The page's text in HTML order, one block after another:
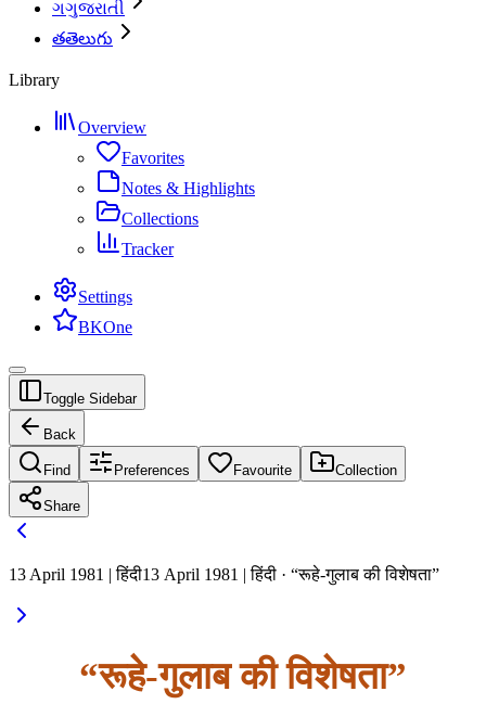
ગગુજરાતી
తతెలుగు
Library
Overview
Favorites
Notes & Highlights
Collections
Tracker
Settings
BKOne
Toggle Sidebar
Back
Find Preferences Favourite Collection
Share
13 April 1981 | हिंदी13 April 1981 | हिंदी · “रूहे-गुलाब की विशेषता”
“रूहे-गुलाब की विशेषता”